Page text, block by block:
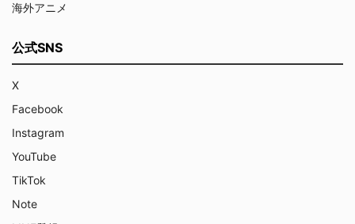
海外アニメ
公式SNS
X
Facebook
Instagram
YouTube
TikTok
Note